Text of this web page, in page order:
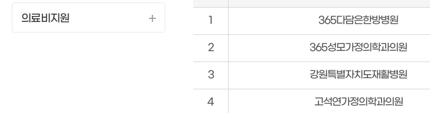
의료비지원
대
포
진
예
방
접
1 365다담은한방병원
2 365성모가정의학과의원
3 강원특별자치도재활병원
4 고석연가정의학과의원